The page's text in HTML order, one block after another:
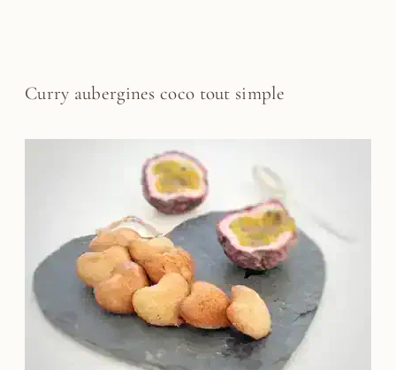
Curry aubergines coco tout simple